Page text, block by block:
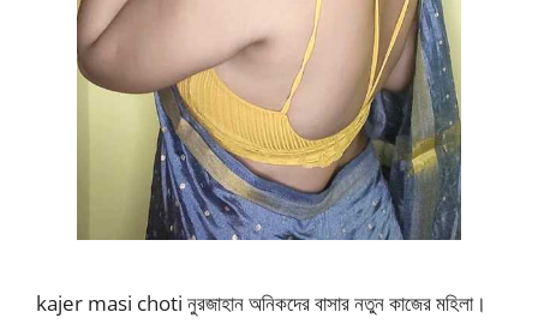
kajer masi choti নুরজাহান অনিকদের বাসার নতুন কাজের মহিলা।